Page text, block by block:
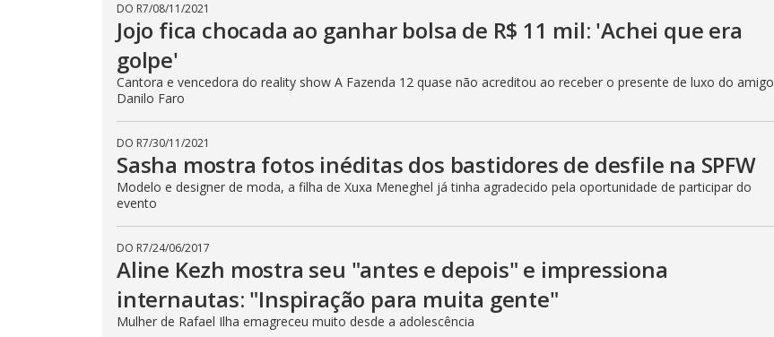
DO R7/08/11/2021
Jojo fica chocada ao ganhar bolsa de R$ 11 mil: 'Achei que era
golpe'
Cantora e vencedora do reality show A Fazenda 12 quase não acreditou ao receber o presente de luxo do amigo
Danilo Faro
DO R7/30/11/2021
Sasha mostra fotos inéditas dos bastidores de desfile na SPFW
Modelo e designer de moda, a filha de Xuxa Meneghel já tinha agradecido pela oportunidade de participar do
evento
DO R7/24/06/2017
Aline Kezh mostra seu "antes e depois" e impressiona
internautas: "Inspiração para muita gente"
Mulher de Rafael Ilha emagreceu muito desde a adolescência